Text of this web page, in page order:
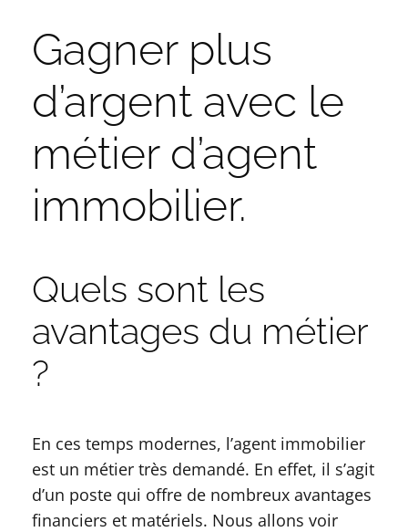
Gagner plus
d’argent avec le
métier d’agent
immobilier.
Quels sont les
avantages du métier
?
En ces temps modernes, l’agent immobilier
est un métier très demandé. En effet, il s’agit
d’un poste qui offre de nombreux avantages
financiers et matériels. Nous allons voir